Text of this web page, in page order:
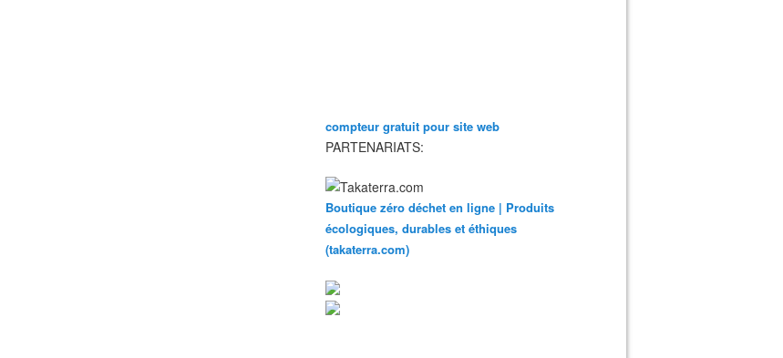
compteur gratuit pour site web
PARTENARIATS:
Boutique zéro déchet en ligne | Produits
écologiques, durables et éthiques
(takaterra.com)